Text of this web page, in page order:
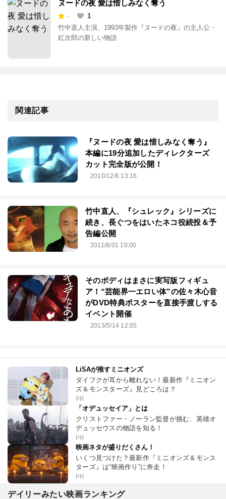
ヌードの夜 愛は惜しみなく奪う
-
1
竹中直人主演、1993年製作『ヌードの夜』の主人公・
紅次郎の新しい物語
関連記事
『ヌードの夜 愛は惜しみなく奪う』
本編に19分追加したディレクターズ
カット完全版が公開！
2010/12/6 13:16
竹中直人、『シュレック』シリーズに
続き、長ぐつをはいたネコ役続投＆予
告編公開
2011/8/31 10:00
そのボディはまさに実写版フィギュ
ア！“芸能界一エロい体”の佐々木心音
がDVD特典ポスターを直接手渡しする
イベント開催
2013/5/14 12:05
LiSAが推すミニオンズ
ダイフクが耳から離れない！最新作『ミニオン
ズ＆モンスターズ』見どころは？
PR
「オデュッセイア」とは
クリストファー・ノーラン監督が挑む、英雄オ
デュッセウスの物語を知る！
PR
映画ネタが盛りだくさん！
いくつ見つけた？最新作『ミニオンズ＆モンス
ターズ』は“映画作り”に奔走！
PR
デイリーみたい映画ランキング